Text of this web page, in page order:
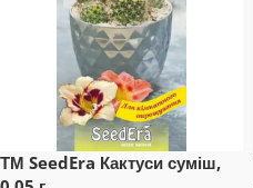
ТМ SeedEra Кактуси суміш,